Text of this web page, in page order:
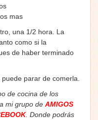
mas
una 1/2 hora. La
como si la
de haber terminado
parar de comerla.
de cocina de los
mi grupo de AMIGOS
. Donde podrás